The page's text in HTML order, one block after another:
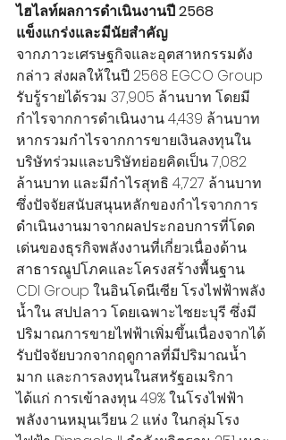
ไฮไลท์ผลการดำเนินงานปี 2568
แข็งแกร่งและมีนัยสำคัญ
จากภาวะเศรษฐกิจและอุตสาหกรรมดัง
กล่าว ส่งผลให้ในปี 2568 EGCO Group
รับรู้รายได้รวม 37,905 ล้านบาท โดยมี
กำไรจากการดำเนินงาน 4,439 ล้านบาท
หากรวมกำไรจากการขายเงินลงทุนใน
บริษัทร่วมและบริษัทย่อยคิดเป็น 7,082
ล้านบาท และมีกำไรสุทธิ 4,727 ล้านบาท
ซึ่งปัจจัยสนับสนุนหลักของกำไรจากการ
ดำเนินงานมาจากผลประกอบการที่โดด
เด่นของธุรกิจพลังงานที่เกี่ยวเนื่องด้าน
สาธารณูปโภคและโครงสร้างพื้นฐาน
CDI Group ในอินโดนีเซีย โรงไฟฟ้าพลัง
น้ำใน สปป.ลาว โดยเฉพาะไซยะบุรี ซึ่งมี
ปริมาณการขายไฟฟ้าเพิ่มขึ้นเนื่องจากได้
รับปัจจัยบวกจากฤดูกาลที่มีปริมาณน้ำ
มาก และการลงทุนในสหรัฐอเมริกา
ได้แก่ การเข้าลงทุน 49% ในโรงไฟฟ้า
พลังงานหมุนเวียน 2 แห่ง ในกลุ่มโรง